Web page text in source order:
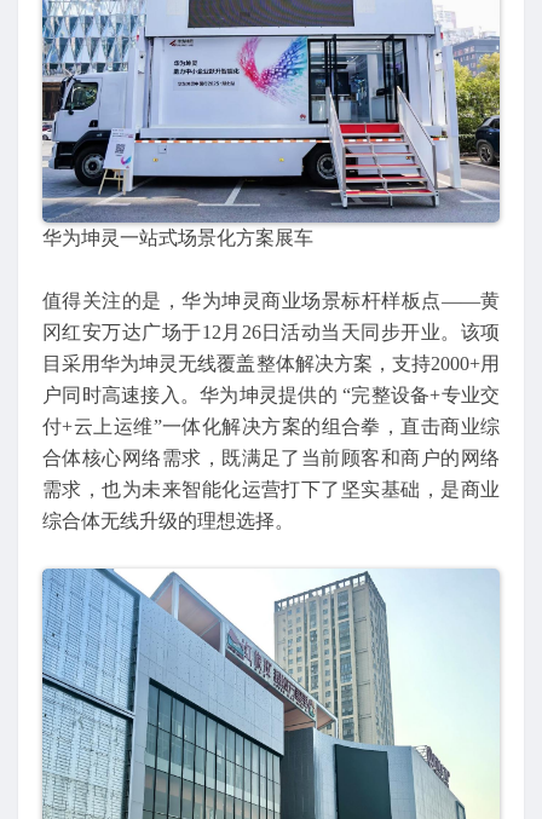
华为坤灵一站式场景化方案展车
值得关注的是，华为坤灵商业场景标杆样板点——黄
冈红安万达广场于12月26日活动当天同步开业。该项
目采用华为坤灵无线覆盖整体解决方案，支持2000+用
户同时高速接入。华为坤灵提供的 “完整设备+专业交
付+云上运维”一体化解决方案的组合拳，直击商业综
合体核心网络需求，既满足了当前顾客和商户的网络
需求，也为未来智能化运营打下了坚实基础，是商业
综合体无线升级的理想选择。